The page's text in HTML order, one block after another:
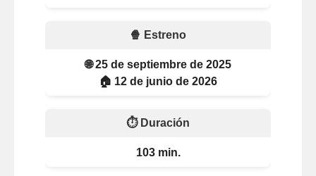
🍿 Estreno
🌐 25 de septiembre de 2025
🏠 12 de junio de 2026
⏱️ Duración
103 min.